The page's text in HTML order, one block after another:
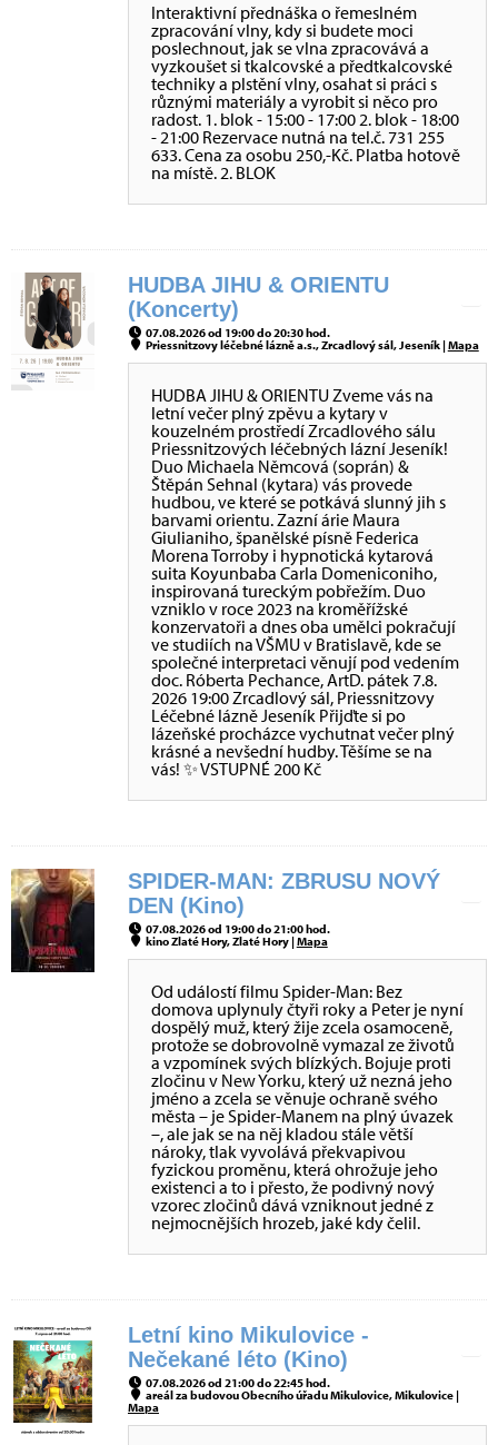
Interaktivní přednáška o řemeslném
zpracování vlny, kdy si budete moci
poslechnout, jak se vlna zpracovává a
vyzkoušet si tkalcovské a předtkalcovské
techniky a plstění vlny, osahat si práci s
různými materiály a vyrobit si něco pro
radost. 1. blok - 15:00 - 17:00 2. blok - 18:00
- 21:00 Rezervace nutná na tel.č. 731 255
633. Cena za osobu 250,-Kč. Platba hotově
na místě. 2. BLOK
HUDBA JIHU & ORIENTU
(Koncerty)
07.08.2026 od 19:00 do 20:30 hod.
Priessnitzovy léčebné lázně a.s., Zrcadlový sál, Jeseník |Mapa
HUDBA JIHU & ORIENTU Zveme vás na
letní večer plný zpěvu a kytary v
kouzelném prostředí Zrcadlového sálu
Priessnitzových léčebných lázní Jeseník!
Duo Michaela Němcová (soprán) &
Štěpán Sehnal (kytara) vás provede
hudbou, ve které se potkává slunný jih s
barvami orientu. Zazní árie Maura
Giulianiho, španělské písně Federica
Morena Torroby i hypnotická kytarová
suita Koyunbaba Carla Domeniconiho,
inspirovaná tureckým pobřežím. Duo
vzniklo v roce 2023 na kroměřížské
konzervatoři a dnes oba umělci pokračují
ve studiích na VŠMU v Bratislavě, kde se
společné interpretaci věnují pod vedením
doc. Róberta Pechance, ArtD. pátek 7.8.
2026 19:00 Zrcadlový sál, Priessnitzovy
Léčebné lázně Jeseník Přijďte si po
lázeňské procházce vychutnat večer plný
krásné a nevšední hudby. Těšíme se na
vás! ✨ VSTUPNÉ 200 Kč
SPIDER-MAN: ZBRUSU NOVÝ
DEN (Kino)
07.08.2026 od 19:00 do 21:00 hod.
kino Zlaté Hory, Zlaté Hory |Mapa
Od událostí filmu Spider-Man: Bez
domova uplynuly čtyři roky a Peter je nyní
dospělý muž, který žije zcela osamoceně,
protože se dobrovolně vymazal ze životů
a vzpomínek svých blízkých. Bojuje proti
zločinu v New Yorku, který už nezná jeho
jméno a zcela se věnuje ochraně svého
města – je Spider-Manem na plný úvazek
–, ale jak se na něj kladou stále větší
nároky, tlak vyvolává překvapivou
fyzickou proměnu, která ohrožuje jeho
existenci a to i přesto, že podivný nový
vzorec zločinů dává vzniknout jedné z
nejmocnějších hrozeb, jaké kdy čelil.
Letní kino Mikulovice -
Nečekané léto (Kino)
07.08.2026 od 21:00 do 22:45 hod.
areál za budovou Obecního úřadu Mikulovice, Mikulovice |
Mapa